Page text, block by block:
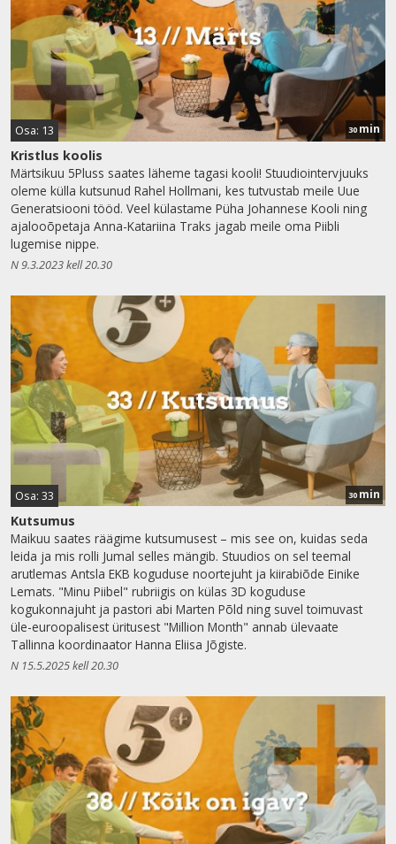
Osa: 13 30 min
Kristlus koolis
Märtsikuu 5Pluss saates läheme tagasi kooli! Stuudiointervjuuks
oleme külla kutsunud Rahel Hollmani, kes tutvustab meile Uue
Generatsiooni tööd. Veel külastame Püha Johannese Kooli ning
ajalooõpetaja Anna-Katariina Traks jagab meile oma Piibli
lugemise nippe.
N 9.3.2023 kell 20.30
Osa: 33 30 min
Kutsumus
Maikuu saates räägime kutsumusest – mis see on, kuidas seda
leida ja mis rolli Jumal selles mängib. Stuudios on sel teemal
arutlemas Antsla EKB koguduse noortejuht ja kiirabiõde Einike
Lemats. "Minu Piibel" rubriigis on külas 3D koguduse
kogukonnajuht ja pastori abi Marten Põld ning suvel toimuvast
üle-euroopalisest üritusest "Million Month" annab ülevaate
Tallinna koordinaator Hanna Eliisa Jõgiste.
N 15.5.2025 kell 20.30